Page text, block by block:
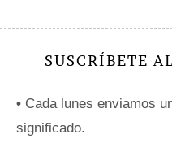
SUSCRÍBETE
• Cada lunes enviamos
significado.